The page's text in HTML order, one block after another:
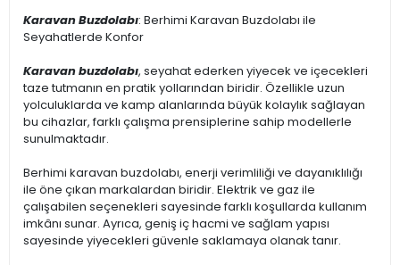
Karavan Buzdolabı: Berhimi Karavan Buzdolabı ile
Seyahatlerde Konfor
Karavan buzdolabı, seyahat ederken yiyecek ve içecekleri
taze tutmanın en pratik yollarından biridir. Özellikle uzun
yolculuklarda ve kamp alanlarında büyük kolaylık sağlayan
bu cihazlar, farklı çalışma prensiplerine sahip modellerle
sunulmaktadır.
Berhimi karavan buzdolabı, enerji verimliliği ve dayanıklılığı
ile öne çıkan markalardan biridir. Elektrik ve gaz ile
çalışabilen seçenekleri sayesinde farklı koşullarda kullanım
imkânı sunar. Ayrıca, geniş iç hacmi ve sağlam yapısı
sayesinde yiyecekleri güvenle saklamaya olanak tanır.